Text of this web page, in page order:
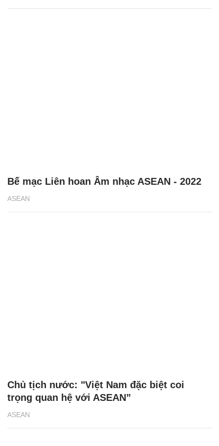
ASEAN
Bế mạc Liên hoan Âm nhạc ASEAN - 2022
ASEAN
Chủ tịch nước: "Việt Nam đặc biệt coi
trọng quan hệ với ASEAN”